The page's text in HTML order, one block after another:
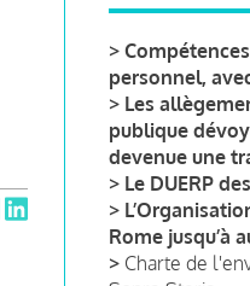
>
personnel,
> Les
publique
devenue une
> Le DUERP
>
Rome jusqu’à
> Charte de